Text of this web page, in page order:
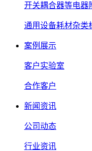
开关耦合器等电器
通用设备耗材杂类
案例展示
客户实验室
合作客户
新闻资讯
公司动态
行业资讯